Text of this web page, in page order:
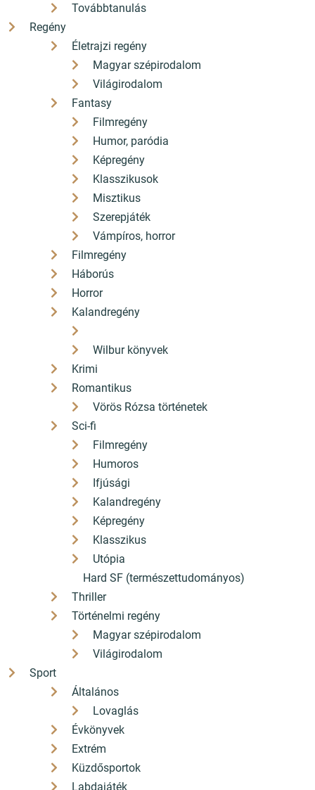
Továbbtanulás
Regény
Életrajzi regény
Magyar szépirodalom
Világirodalom
Fantasy
Filmregény
Humor, paródia
Képregény
Klasszikusok
Misztikus
Szerepjáték
Vámpíros, horror
Filmregény
Háborús
Horror
Kalandregény
Wilbur könyvek
Krimi
Romantikus
Vörös Rózsa történetek
Sci-fi
Filmregény
Humoros
Ifjúsági
Kalandregény
Képregény
Klasszikus
Utópia
Hard SF (természettudományos)
Thriller
Történelmi regény
Magyar szépirodalom
Világirodalom
Sport
Általános
Lovaglás
Évkönyvek
Extrém
Küzdősportok
Labdajáték